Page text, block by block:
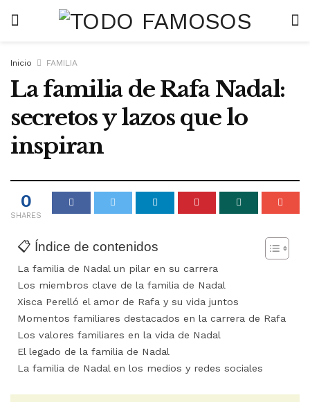
Inicio FAMILIA
La familia de Rafa Nadal:
secretos y lazos que lo
inspiran
0
SHARES
📋 Índice de contenidos
La familia de Nadal un pilar en su carrera
Los miembros clave de la familia de Nadal
Xisca Perelló el amor de Rafa y su vida juntos
Momentos familiares destacados en la carrera de Rafa
Los valores familiares en la vida de Nadal
El legado de la familia de Nadal
La familia de Nadal en los medios y redes sociales